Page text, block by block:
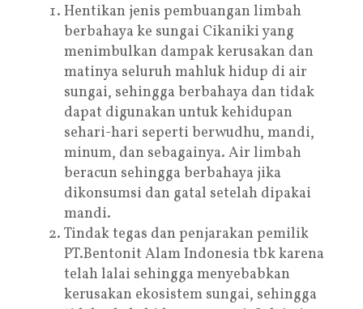
Hentikan jenis pembuangan limbah
berbahaya ke sungai Cikaniki yang
menimbulkan dampak kerusakan dan
matinya seluruh mahluk hidup di air
sungai, sehingga berbahaya dan tidak
dapat digunakan untuk kehidupan
sehari-hari seperti berwudhu, mandi,
minum, dan sebagainya. Air limbah
beracun sehingga berbahaya jika
dikonsumsi dan gatal setelah dipakai
mandi.
Tindak tegas dan penjarakan pemilik
PT.Bentonit Alam Indonesia tbk karena
telah lalai sehingga menyebabkan
kerusakan ekosistem sungai, sehingga